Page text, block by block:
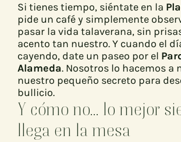
Si tienes tiempo, siéntate en la
pide un café y simplemente
pasar la vida talaverana, sin
acento tan nuestro. Y cuando el
cayendo, date un paseo por el
Alameda. Nosotros lo hacemos a
nuestro pequeño secreto para
bullicio.
Y cómo no… lo mejor
llega en la mesa